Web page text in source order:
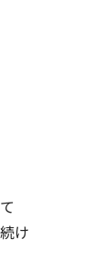
け